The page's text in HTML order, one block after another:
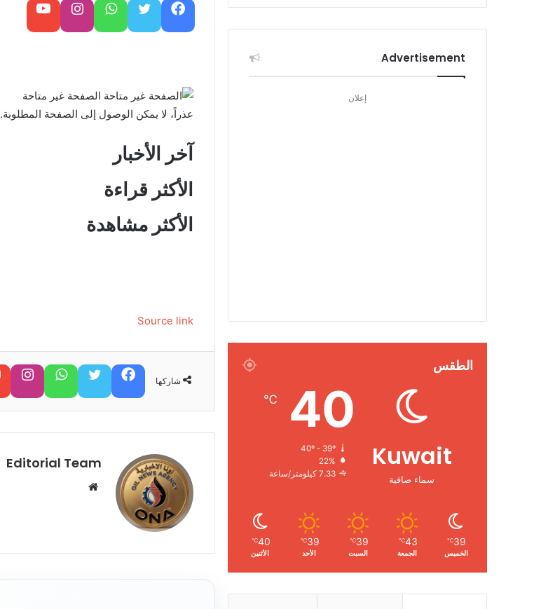
س
ل
د
ن
فيسبوك تويتر واتساب تابعنا على إنستغرام تابعنا على يوتيوب
الصفحة غير متاحة
عذراً، لا يمكن الوصول إلى الصفحة المطلوبة.
آخر الأخبار
الأكثر قراءة
الأكثر مشاهدة
Source link
شاركها فيسبوك تويتر واتساب تابعنا على إنستغرام
Editorial Team
ا
Advertisement
إعلان
الطقس
Kuwait
سماء صافية
40
℃
40º - 39º
22%
7.33 كيلومتر/ساعة
39
℃
الخميس
43
℃
الجمعة
39
℃
السبت
39
℃
الأحد
40
℃
الأثنين